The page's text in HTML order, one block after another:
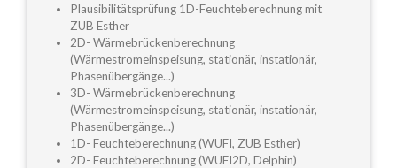
Plausibilitätsprüfung 1D-Feuchteberechnung mit
ZUB Esther
2D- Wärmebrückenberechnung
(Wärmestromeinspeisung, stationär, instationär,
Phasenübergänge...)
3D- Wärmebrückenberechnung
(Wärmestromeinspeisung, stationär, instationär,
Phasenübergänge...)
1D- Feuchteberechnung (WUFI, ZUB Esther)
2D- Feuchteberechnung (WUFI2D, Delphin)